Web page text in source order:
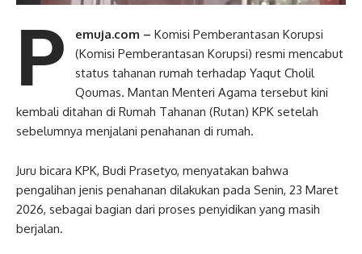
P emuja.com – Komisi Pemberantasan Korupsi
(Komisi Pemberantasan Korupsi) resmi mencabut
status tahanan rumah terhadap Yaqut Cholil
Qoumas. Mantan Menteri Agama tersebut kini
kembali ditahan di Rumah Tahanan (Rutan) KPK setelah
sebelumnya menjalani penahanan di rumah.
Juru bicara KPK, Budi Prasetyo, menyatakan bahwa
pengalihan jenis penahanan dilakukan pada Senin, 23 Maret
2026, sebagai bagian dari proses penyidikan yang masih
berjalan.